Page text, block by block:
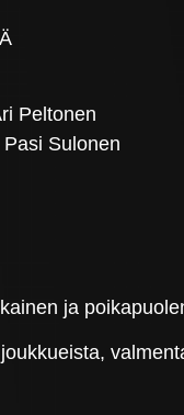
Peltonen
Sulonen
ja